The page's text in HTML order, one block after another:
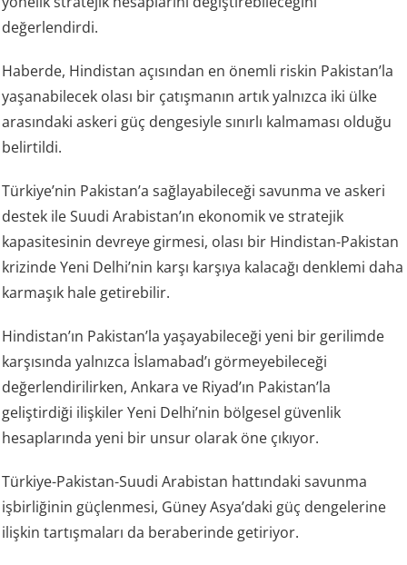
değerlendirdi.
Haberde, Hindistan açısından en önemli riskin Pakistan’la
yaşanabilecek olası bir çatışmanın artık yalnızca iki ülke
arasındaki askeri güç dengesiyle sınırlı kalmaması olduğu
belirtildi.
Türkiye’nin Pakistan’a sağlayabileceği savunma ve askeri
destek ile Suudi Arabistan’ın ekonomik ve stratejik
kapasitesinin devreye girmesi, olası bir Hindistan-Pakistan
krizinde Yeni Delhi’nin karşı karşıya kalacağı denklemi daha
karmaşık hale getirebilir.
Hindistan’ın Pakistan’la yaşayabileceği yeni bir gerilimde
karşısında yalnızca İslamabad’ı görmeyebileceği
değerlendirilirken, Ankara ve Riyad’ın Pakistan’la
geliştirdiği ilişkiler Yeni Delhi’nin bölgesel güvenlik
hesaplarında yeni bir unsur olarak öne çıkıyor.
Türkiye-Pakistan-Suudi Arabistan hattındaki savunma
işbirliğinin güçlenmesi, Güney Asya’daki güç dengelerine
ilişkin tartışmaları da beraberinde getiriyor.